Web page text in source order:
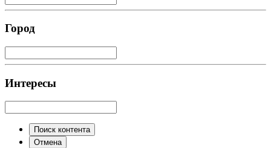
Город
Интересы
Поиск контента
Отмена